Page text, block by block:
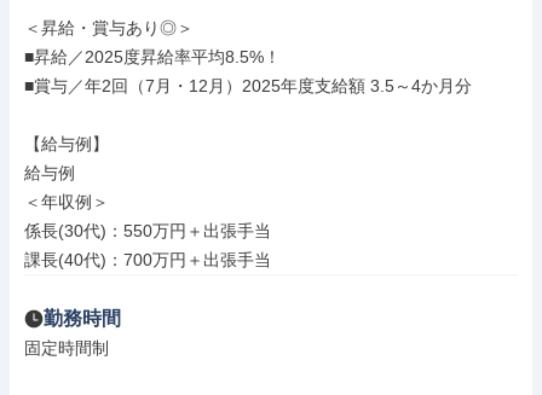
＜昇給・賞与あり◎＞
■昇給／2025度昇給率平均8.5%！
■賞与／年2回（7月・12月）2025年度支給額 3.5～4か月分
【給与例】
給与例
＜年収例＞
係長(30代)：550万円＋出張手当
課長(40代)：700万円＋出張手当
勤務時間
固定時間制